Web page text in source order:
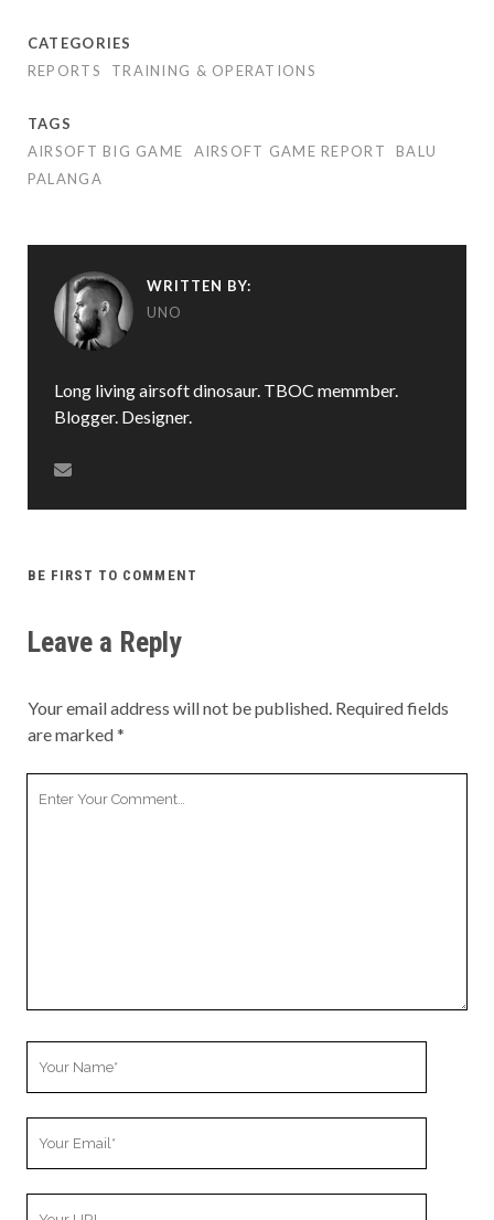
CATEGORIES
REPORTS
TRAINING & OPERATIONS
TAGS
AIRSOFT BIG GAME
AIRSOFT GAME REPORT
BALU
PALANGA
WRITTEN BY:
UNO
Long living airsoft dinosaur. TBOC memmber.
Blogger. Designer.
BE FIRST TO COMMENT
Leave a Reply
Your email address will not be published. Required fields
are marked*